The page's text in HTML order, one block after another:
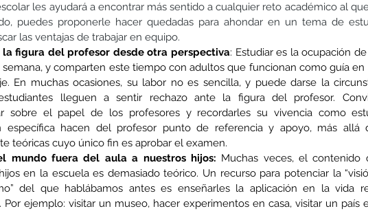
les ayudará a encontrar más sentido a cualquier reto académico al
puedes proponerle hacer quedadas para ahondar en un tema de
las ventajas de trabajar en equipo.
la figura del profesor desde otra perspectiva: Estudiar es la ocupación
semana, y comparten este tiempo con adultos que funcionan como guía
En muchas ocasiones, su labor no es sencilla, y puede darse la
lleguen a sentir rechazo ante la figura del profesor.
sobre el papel de los profesores y recordarles su vivencia como
específica hacen del profesor punto de referencia y apoyo, más allá
teóricas cuyo único fin es aprobar el examen.
mundo fuera del aula a nuestros hijos: Muchas veces, el contenido
en la escuela es demasiado teórico. Un recurso para potenciar la
del que hablábamos antes es enseñarles la aplicación en la vida
Por ejemplo: visitar un museo, hacer experimentos en casa, visitar un país